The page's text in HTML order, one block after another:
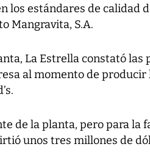
los estándares de calidad
Mangravita, S.A.
La Estrella constató las
al momento de producir
de la planta, pero para la
unos tres millones de